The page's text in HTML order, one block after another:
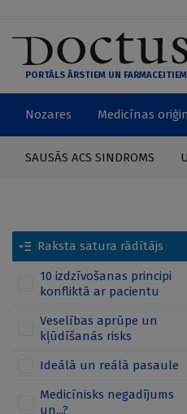
PORTĀLS ĀRSTIEM UN FARMACEITIEM
Nozares Medicīnas
SAUSĀS ACS SINDROMS
Raksta satura rādītājs
10 izdzīvošanas principi
konfliktā ar pacientu
Veselības aprūpe un
kļūdīšanās risks
Ideālā un reālā pasaule
Medicīnisks negadījums
un...?